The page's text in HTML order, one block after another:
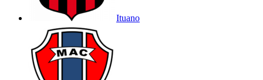
Ituano